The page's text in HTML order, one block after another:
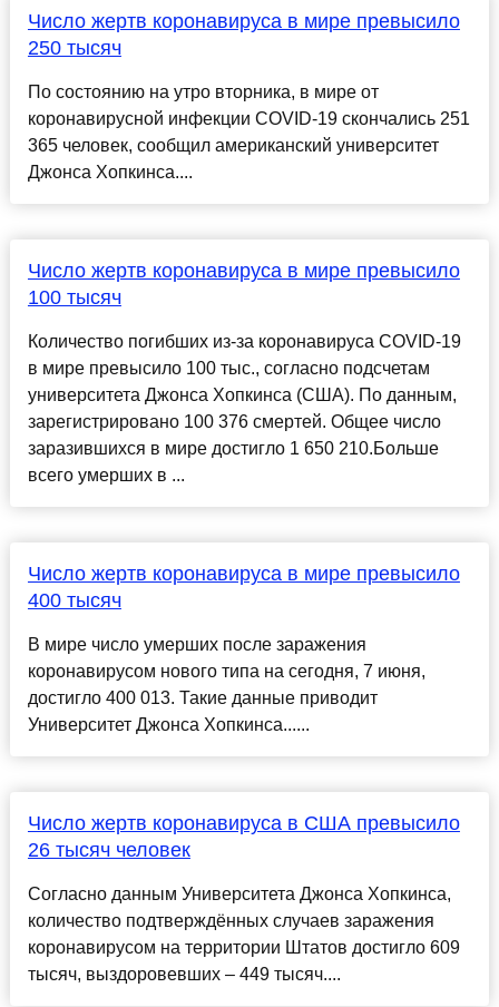
Число жертв коронавируса в мире превысило
250 тысяч
По состоянию на утро вторника, в мире от
коронавирусной инфекции COVID-19 скончались 251
365 человек, сообщил американский университет
Джонса Хопкинса....
Число жертв коронавируса в мире превысило
100 тысяч
Количество погибших из-за коронавируса COVID-19
в мире превысило 100 тыс., согласно подсчетам
университета Джонса Хопкинса (США). По данным,
зарегистрировано 100 376 смертей. Общее число
заразившихся в мире достигло 1 650 210.Больше
всего умерших в ...
Число жертв коронавируса в мире превысило
400 тысяч
В мире число умерших после заражения
коронавирусом нового типа на сегодня, 7 июня,
достигло 400 013. Такие данные приводит
Университет Джонса Хопкинса......
Число жертв коронавируса в США превысило
26 тысяч человек
Согласно данным Университета Джонса Хопкинса,
количество подтверждённых случаев заражения
коронавирусом на территории Штатов достигло 609
тысяч, выздоровевших – 449 тысяч....